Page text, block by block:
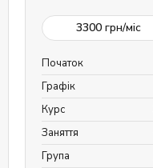
3300 грн/міс
Початок
Графік
Курс
Заняття
Група